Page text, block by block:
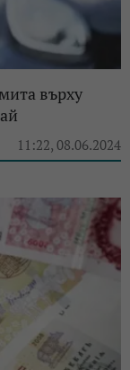
върху
11:22, 08.06.2024